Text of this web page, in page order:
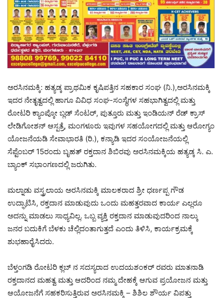
ಅರಸಿನಮಕ್ಕಿ: ಹತ್ಯಡ್ಕ ಪ್ರಾಥಮಿಕ ಕೃಷಿಪತ್ತಿನ ಸಹಕಾರ ಸಂಘ (ನಿ.),ಅರಸಿನಮಕ್ಕಿ
ಇದರ ನೇತೃತ್ವದಲ್ಲಿ ಹಾಗೂ ವಿವಿಧ ಸಂಘ-ಸಂಸ್ಥೆಗಳ ಸಹಭಾಗಿತ್ವದಲ್ಲಿ ಮತ್ತು
ರೋಟರಿ ಕ್ಯಾಂಪ್ಕೋ ಬ್ಲಡ್ ಸೆಂಟರ್, ಪುತ್ತೂರು ಮತ್ತು ಇಂಡಿಯನ್ ರೆಡ್ ಕ್ರಾಸ್
ಲೇಡಿಗೋಶನ್ ಆಸ್ಪತ್ರೆ, ಮಂಗಳೂರು ಇವುಗಳ ಸಹಯೋಗದಲ್ಲಿ ಮತ್ತು ಆರೋಗ್ಯಂ
ಯೋಜನೆಯಡಿ ಸೇವಾಭಾರತಿ (ರಿ.), ಕನ್ಯಾಡಿ ಇದರ ಸಂಯೋಜನೆಯಲ್ಲಿ
ಸೆಪ್ಟೆಂಬರ್ 15ರಂದು ಬೃಹತ್ ರಕ್ತದಾನ ಶಿಬಿರವು ಅರಸಿನಮಕ್ಕಿಯ ಹತ್ಯಡ್ಕ ಸಿ. ಎ.
ಬ್ಯಾಂಕ್ ಸಭಾಂಗಣದಲ್ಲಿ ಜರುಗಿತು.
ಮಲ್ನಾಡು ವಸ್ತ್ರಲಾಯ ಅರಸಿನಮಕ್ಕಿ ಮಾಲಕರಾದ ಶ್ರೀ ಧರ್ಣಪ್ಪ ಗೌಡ
ಉದ್ಘಾಟಿಸಿ, ರಕ್ತದಾನ ಮಾಡುವುದು ಒಂದು ಮಹತ್ತರವಾದ ಕಾರ್ಯ ಎಲ್ಲರೂ
ಅದನ್ನು ಮಾಡಲು ಸಾಧ್ಯವಿಲ್ಲ. ಒಬ್ಬ ವ್ಯಕ್ತಿ ರಕ್ತದಾನ ಮಾಡುವುದರಿಂದ ನಾಲ್ಕು
ಜನರ ಬದುಕಿಗೆ ಬೆಳಕು ಚೆಲ್ಲಿದಂತಾಗುತ್ತದೆ ಎಂದು ತಿಳಿಸಿ, ಕಾರ್ಯಕ್ರಮಕ್ಕೆ
ಶುಭಹಾರೈಸಿದರು.
ಬೆಳ್ತಂಗಡಿ ರೋಟರಿ ಕ್ಲಬ್ ನ ಸದಸ್ಯರಾದ ಉದಯಶಂಕರ್ ರವರು ಮಾತನಾಡಿ
ರಕ್ತದಾನದ ಮಹತ್ವ ಮತ್ತು ಆದರಿಂದ ನಮ್ಮ ದೇಹಕ್ಕೆ ಆಗುವ ಪ್ರಯೋಜನ ಮತ್ತು
ಆಯೋಜನೆಗೆ ಸಹಕರಿಸುತ್ತಿರುವ ಅರಸಿನಮಕ್ಕಿ – ಶಿಶಿಲ ಶೌರ್ಯ ವಿಪತ್ತು